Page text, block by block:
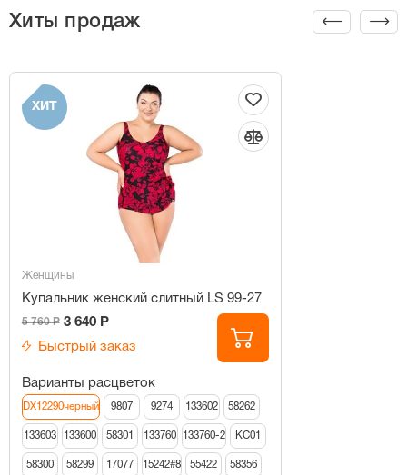
Хиты продаж
ХИТ
Женщины
Купальник женский слитный LS 99-27
5 760 Р 3 640 Р
Быстрый заказ
Варианты расцветок
DX12290черный 9807 9274 133602 58262
133603 133600 58301 133760 133760-2 КС01
58300 58299 17077 15242#8 55422 58356